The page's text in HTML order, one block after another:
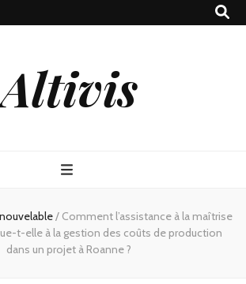
Altivis
/ Comment l’assistance à la maîtrise
t-elle à la gestion des coûts de production
dans un projet à Roanne ?